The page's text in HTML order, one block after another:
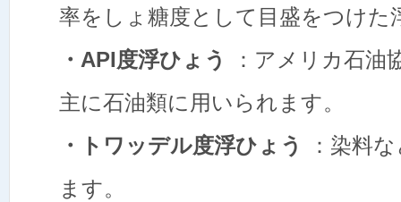
率をしょ糖度として目盛をつけた
・API度浮ひょう
：アメリカ石油
主に石油類に用いられます。
・トワッデル度浮ひょう
：染料
ます。